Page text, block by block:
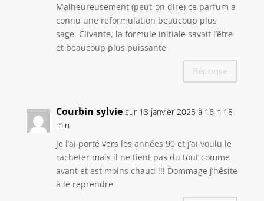
Malheureusement (peut-on dire) ce parfum a
connu une reformulation beaucoup plus
sage. Clivante, la formule initiale savait l’être
et beaucoup plus puissante
Réponse
Courbin sylvie sur 13 janvier 2025 à 16 h 18
min
Je l’ai porté vers les années 90 et j’ai voulu le
racheter mais il ne tient pas du tout comme
avant et est moins chaud !!! Dommage j’hésite
à le reprendre